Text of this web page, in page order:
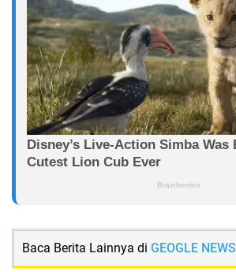
Baca Berita Lainnya di GEOGLE NEWS